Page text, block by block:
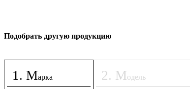
Подобрать другую продукцию
1. Марка 2. Модель